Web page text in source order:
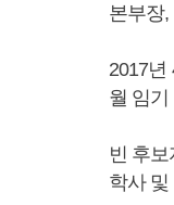
본부장
2017년
월 임
빈 후
학사